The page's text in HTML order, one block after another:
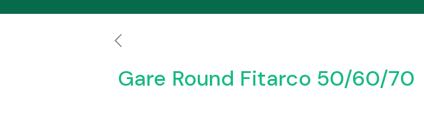
Gare Round Fitarco 50/60/70